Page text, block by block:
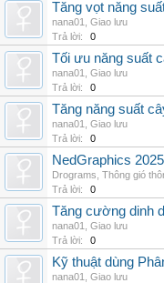
Tăng vọt năng
nana01
Giao lưu
Trả lời:
0
Tối ưu năng suất
nana01
Giao lưu
Trả lời:
0
Tăng năng suất
nana01
Giao lưu
Trả lời:
0
NedGraphics
Drograms Thông gió
Trả lời:
0
Tăng cường dinh
nana01
Giao lưu
Trả lời:
0
Kỹ thuật dùng
nana01
Giao lưu